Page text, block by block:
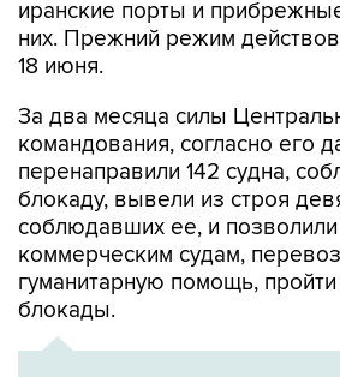
иранские порты и
них. Прежний режим
18 июня.
За два месяца силы
командования, согласно его
перенаправили 142 судна,
блокаду, вывели из строя
соблюдавших ее, и
коммерческим судам,
гуманитарную помощь,
блокады.